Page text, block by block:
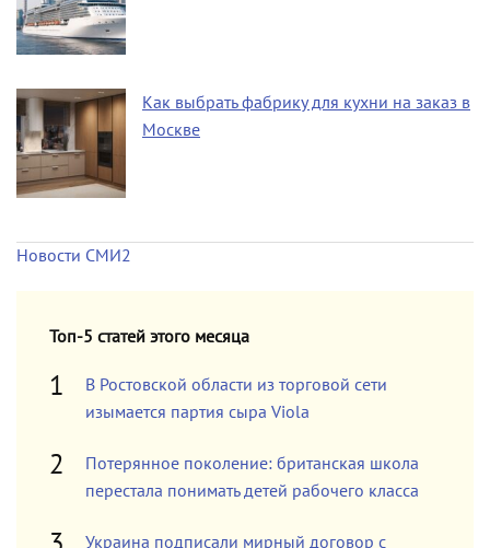
Как выбрать фабрику для кухни на заказ в
Москве
Новости СМИ2
Топ-5 статей этого месяца
В Ростовской области из торговой сети
изымается партия сыра Viola
Потерянное поколение: британская школа
перестала понимать детей рабочего класса
Украина подписали мирный договор с